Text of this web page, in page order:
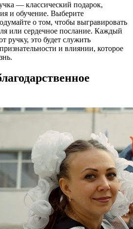
— классический подарок,
и обучение. Выберите
о том, чтобы выгравировать
или сердечное послание. Каждый
ручку, это будет служить
и влиянии, которое